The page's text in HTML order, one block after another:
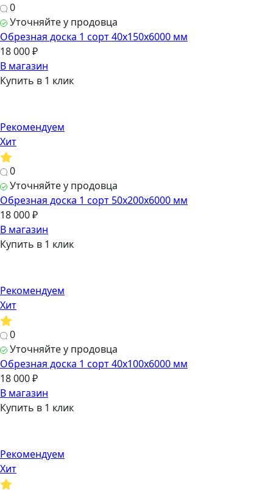
0
Уточняйте у продовца
Обрезная доска 1 сорт 40х150х6000 мм
18 000 ₽
В магазин
Купить в 1 клик
Рекомендуем
Хит
0
Уточняйте у продовца
Обрезная доска 1 сорт 50х200х6000 мм
18 000 ₽
В магазин
Купить в 1 клик
Рекомендуем
Хит
0
Уточняйте у продовца
Обрезная доска 1 сорт 40х100х6000 мм
18 000 ₽
В магазин
Купить в 1 клик
Рекомендуем
Хит